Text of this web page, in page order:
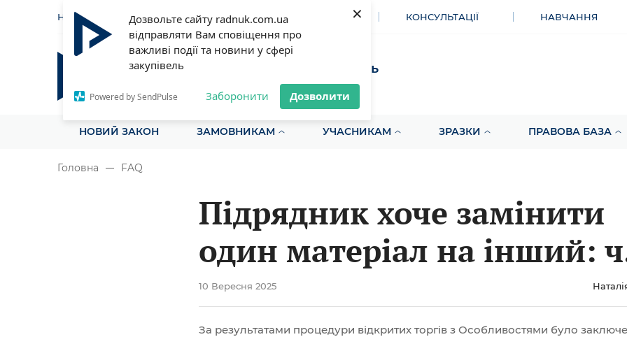
Дозвольте сайту radnuk.com.ua
відправляти Вам сповіщення про
важливі події та новини у сфері
закупівель
Powered by SendPulse Заборонити Дозволити
×
НОВИНИ СТАТТІ ІНСТРУМЕНТИ КОНСУЛЬТАЦІЇ НАВЧАННЯ
Радник у сфері публічних закупівель
Все для закупівель на одному порталі
НОВИЙ ЗАКОН ЗАМОВНИКАМ УЧАСНИКАМ ЗРАЗКИ ПРАВОВА БАЗА
Головна FAQ
Підрядник хоче замінити
один матеріал на інший:
можливо?
10 Вересня 2025
За результатами процедури відкритих торгів з Особливостями було